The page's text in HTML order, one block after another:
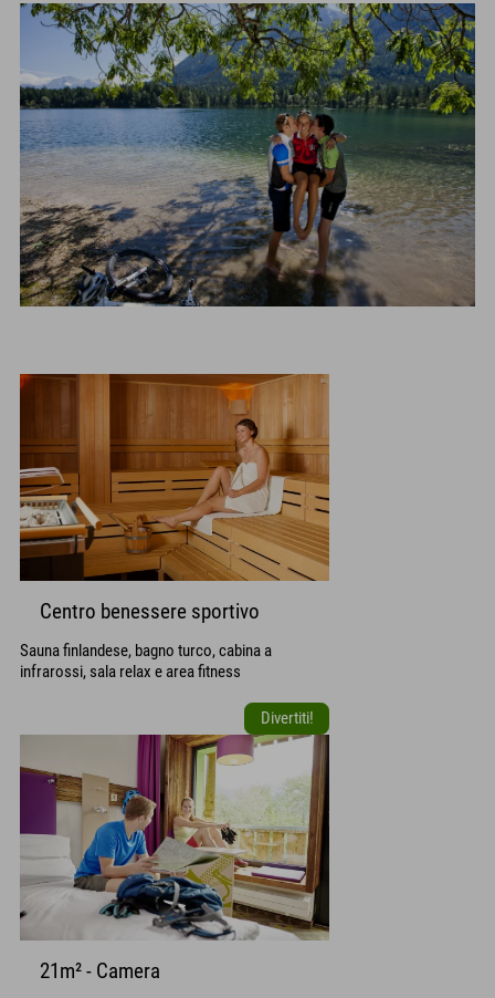
Centro benessere sportivo
Sauna finlandese, bagno turco, cabina a
infrarossi, sala relax e area fitness
Divertiti!
21m² - Camera